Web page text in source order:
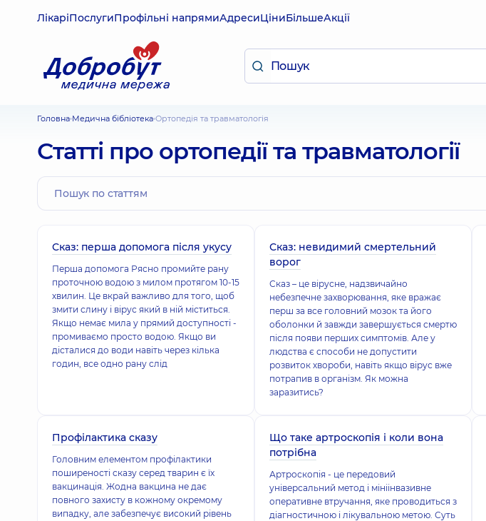
ЛікаріПослугиПрофільні напрямиАдресиЦіниБільшеАкції
Головна Медична бібліотека Ортопедія та травматологія
Статті про ортопедії та травматології
Сказ: перша допомога після укусу
Перша допомога Рясно промийте рану
проточною водою з милом протягом 10-15
хвилин. Це вкрай важливо для того, щоб
змити слину і вірус який в ній міститься.
Якщо немає мила у прямий доступності -
промиваємо просто водою. Якщо ви
дісталися до води навіть через кілька
годин, все одно рану слід
Сказ: невидимий смертельний
ворог
Сказ – це вірусне, надзвичайно
небезпечне захворювання, яке вражає
перш за все головний мозок та його
оболонки й завжди завершується смертю
після появи перших симптомів. Але у
людства є способи не допустити
розвиток хвороби, навіть якщо вірус вже
потрапив в організм. Як можна
заразитись?
Профілактика сказу
Головним елементом профілактики
поширеності сказу серед тварин є їх
вакцинація. Жодна вакцина не дає
повного захисту в кожному окремому
випадку, але забезпечує високий рівень
Що таке артроскопія і коли вона
потрібна
Артроскопія - це передовий
універсальний метод і мініінвазивне
оперативне втручання, яке проводиться з
діагностичною і лікувальною метою. Суть